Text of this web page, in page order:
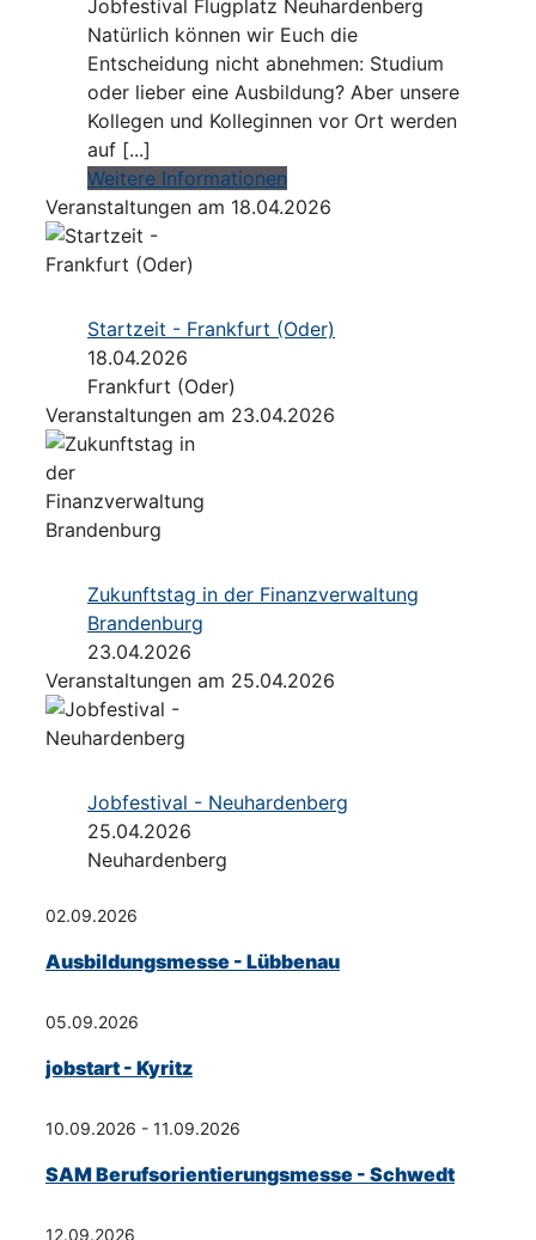
Jobfestival Flugplatz Neuhardenberg
Natürlich können wir Euch die
Entscheidung nicht abnehmen: Studium
oder lieber eine Ausbildung? Aber unsere
Kollegen und Kolleginnen vor Ort werden
auf [...]
Weitere Informationen
Veranstaltungen am 18.04.2026
Startzeit - Frankfurt (Oder)
18.04.2026
Frankfurt (Oder)
Veranstaltungen am 23.04.2026
Zukunftstag in der Finanzverwaltung
Brandenburg
23.04.2026
Veranstaltungen am 25.04.2026
Jobfestival - Neuhardenberg
25.04.2026
Neuhardenberg
02.09.2026
Ausbildungsmesse - Lübbenau
05.09.2026
jobstart - Kyritz
10.09.2026 - 11.09.2026
SAM Berufsorientierungsmesse - Schwedt
12.09.2026